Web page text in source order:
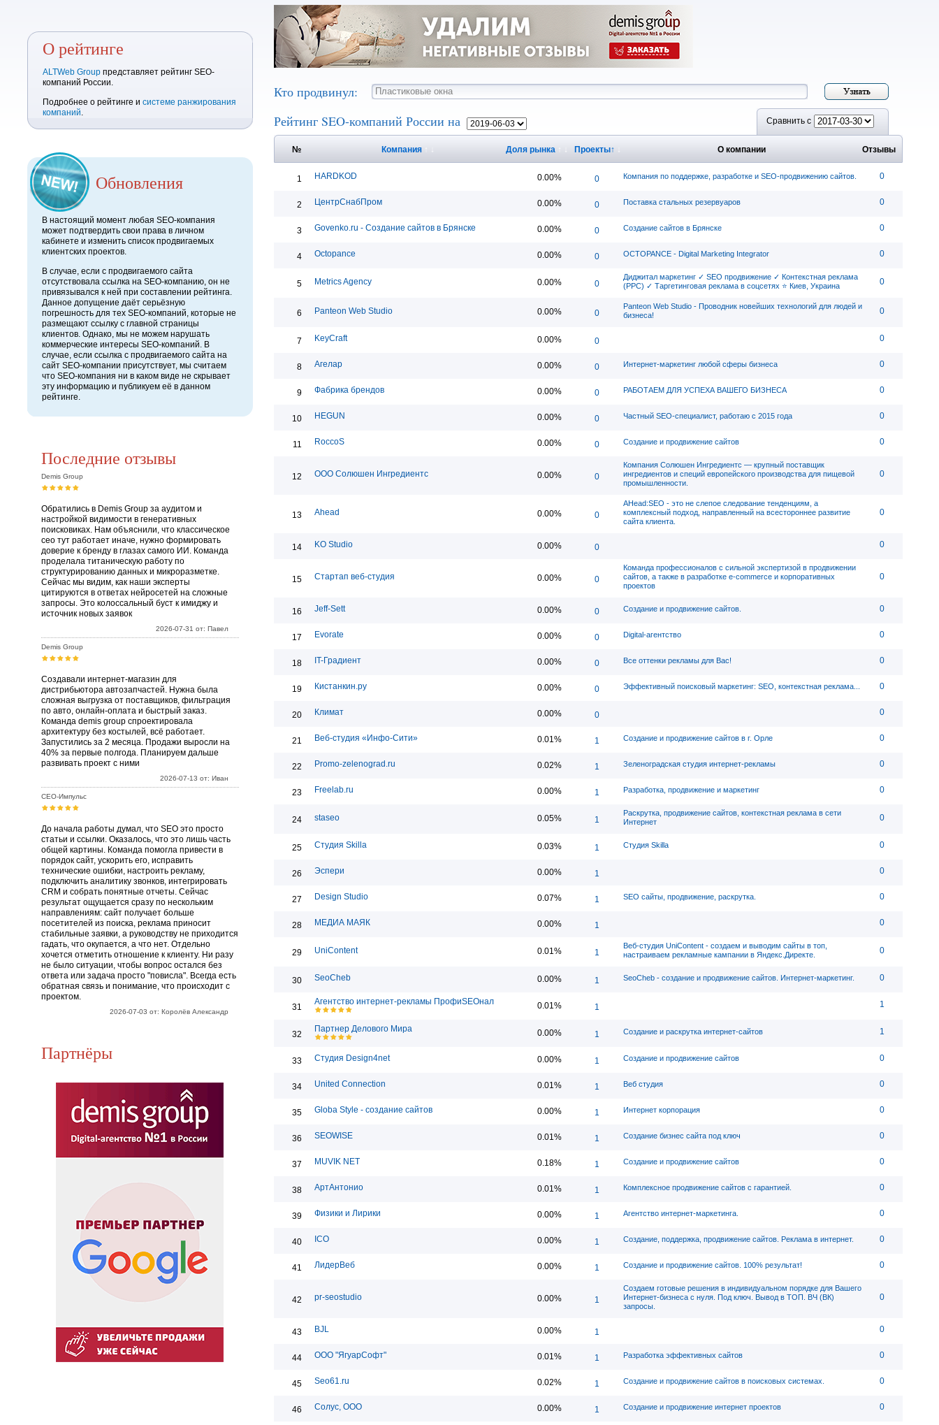
О рейтинге
ALTWeb Group представляет рейтинг SEO-
компаний России.
Подробнее о рейтинге и системе ранжирования
компаний.
Обновления
В настоящий момент любая SEO-компания
может подтвердить свои права в личном
кабинете и изменить список продвигаемых
клиентских проектов.
В случае, если с продвигаемого сайта
отсутствовала ссылка на SEO-компанию, он не
привязывался к ней при составлении рейтинга.
Данное допущение даёт серьёзную
погрешность для тех SEO-компаний, которые не
размещают ссылку с главной страницы
клиентов. Однако, мы не можем нарушать
коммерческие интересы SEO-компаний. В
случае, если ссылка с продвигаемого сайта на
сайт SEO-компании присутствует, мы считаем
что SEO-компания ни в каком виде не скрывает
эту информацию и публикуем её в данном
рейтинге.
Последние отзывы
Demis Group
Обратились в Demis Group за аудитом и
настройкой видимости в генеративных
поисковиках. Нам объяснили, что классическое
сео тут работает иначе, нужно формировать
доверие к бренду в глазах самого ИИ. Команда
проделала титаническую работу по
структурированию данных и микроразметке.
Сейчас мы видим, как наши эксперты
цитируются в ответах нейросетей на сложные
запросы. Это колоссальный буст к имиджу и
источник новых заявок
2026-07-31 от: Павел
Demis Group
Создавали интернет-магазин для
дистрибьютора автозапчастей. Нужна была
сложная выгрузка от поставщиков, фильтрация
по авто, онлайн-оплата и быстрый заказ.
Команда demis group спроектировала
архитектуру без костылей, всё работает.
Запустились за 2 месяца. Продажи выросли на
40% за первые полгода. Планируем дальше
развивать проект с ними
2026-07-13 от: Иван
СЕО-Импульс
До начала работы думал, что SEO это просто
статьи и ссылки. Оказалось, что это лишь часть
общей картины. Команда помогла привести в
порядок сайт, ускорить его, исправить
технические ошибки, настроить рекламу,
подключить аналитику звонков, интегрировать
CRM и собрать понятные отчеты. Сейчас
результат ощущается сразу по нескольким
направлениям: сайт получает больше
посетителей из поиска, реклама приносит
стабильные заявки, а руководству не приходится
гадать, что окупается, а что нет. Отдельно
хочется отметить отношение к клиенту. Ни разу
не было ситуации, чтобы вопрос остался без
ответа или задача просто "повисла". Всегда есть
обратная связь и понимание, что происходит с
проектом.
2026-07-03 от: Королёв Александр
Партнёры
Кто продвинул:
Рейтинг SEO-компаний России на
Сравнить с
№ Компания Доля рынка Проекты↑ О компании Отзывы
1 HARDKOD 0.00% 0 Компания по поддержке, разработке и SEO-продвижению сайтов. 0
2 ЦентрСнабПром 0.00% 0 Поставка стальных резервуаров 0
3 Govenko.ru - Создание сайтов в Брянске 0.00% 0 Создание сайтов в Брянске 0
4 Octopance 0.00% 0 OCTOPANCE - Digital Marketing Integrator 0
5 Metrics Agency 0.00% 0
Диджитал маркетинг ✓ SEO продвижение ✓ Контекстная реклама
(PPC) ✓ Таргетинговая реклама в соцсетях ⭐ Киев, Украина
0
6 Panteon Web Studio 0.00% 0
Panteon Web Studio - Проводник новейших технологий для людей и
бизнеса!
0
7 KeyCraft 0.00% 0 0
8 Агелар 0.00% 0 Интернет-маркетинг любой сферы бизнеса 0
9 Фабрика брендов 0.00% 0 РАБОТАЕМ ДЛЯ УСПЕХА ВАШЕГО БИЗНЕСА 0
10 HEGUN 0.00% 0 Частный SEO-специалист, работаю с 2015 года 0
11 RoccoS 0.00% 0 Создание и продвижение сайтов 0
12 ООО Солюшен Ингредиентс 0.00% 0
Компания Солюшен Ингредиентс — крупный поставщик
ингредиентов и специй европейского производства для пищевой
промышленности.
0
13 Ahead 0.00% 0
AHead:SEO - это не слепое следование тенденциям, а
комплексный подход, направленный на всестороннее развитие
сайта клиента.
0
14 KO Studio 0.00% 0 0
15 Стартап веб-студия 0.00% 0
Команда профессионалов с сильной экспертизой в продвижении
сайтов, а также в разработке e-commerce и корпоративных
проектов
0
16 Jeff-Sett 0.00% 0 Создание и продвижение сайтов. 0
17 Evorate 0.00% 0 Digital-агентство 0
18 IT-Градиент 0.00% 0 Все оттенки рекламы для Вас! 0
19 Кистанкин.ру 0.00% 0 Эффективный поисковый маркетинг: SEO, контекстная реклама... 0
20 Климат 0.00% 0 0
21 Веб-студия «Инфо-Сити» 0.01% 1 Создание и продвижение сайтов в г. Орле 0
22 Promo-zelenograd.ru 0.02% 1 Зеленоградская студия интернет-рекламы 0
23 Freelab.ru 0.00% 1 Разработка, продвижение и маркетинг 0
24 staseo 0.05% 1
Раскрутка, продвижение сайтов, контекстная реклама в сети
Интернет
0
25 Студия Skilla 0.03% 1 Студия Skilla 0
26 Эспери 0.00% 1 0
27 Design Studio 0.07% 1 SEO сайты, продвижение, раскрутка. 0
28 МЕДИА МАЯК 0.00% 1 0
29 UniContent 0.01% 1
Веб-студия UniContent - cоздаем и выводим сайты в топ,
настраиваем рекламные кампании в Яндекс.Директе.
0
30 SeoCheb 0.00% 1 SeoCheb - создание и продвижение сайтов. Интернет-маркетинг. 0
31
Агентство интернет-рекламы ПрофиSEOнал 0.01% 1 1
32
Партнер Делового Мира 0.00% 1 Создание и раскрутка интернет-сайтов 1
33 Студия Design4net 0.00% 1 Создание и продвижение сайтов 0
34 United Connection 0.01% 1 Веб студия 0
35 Globa Style - создание сайтов 0.00% 1 Интернет корпорация 0
36 SEOWISE 0.01% 1 Создание бизнес сайта под ключ 0
37 MUVIK NET 0.18% 1 Создание и продвижение сайтов 0
38 АртАнтонио 0.01% 1 Комплексное продвижение сайтов с гарантией. 0
39 Физики и Лирики 0.00% 1 Агентство интернет-маркетинга. 0
40 ICO 0.00% 1 Создание, поддержка, продвижение сайтов. Реклама в интернет. 0
41 ЛидерВеб 0.00% 1 Создание и продвижение сайтов. 100% результат! 0
42 pr-seostudio 0.00% 1
Создаем готовые решения в индивидуальном порядке для Вашего
Интернет-бизнеса с нуля. Под ключ. Вывод в ТОП. ВЧ (ВК)
запросы.
0
43 BJL 0.00% 1 0
44 ООО "ЯгуарСофт" 0.01% 1 Разработка эффективных сайтов 0
45 Seo61.ru 0.02% 1 Создание и продвижение сайтов в поисковых системах. 0
46 Солус, ООО 0.00% 1 Создание и продвижение интернет проектов 0